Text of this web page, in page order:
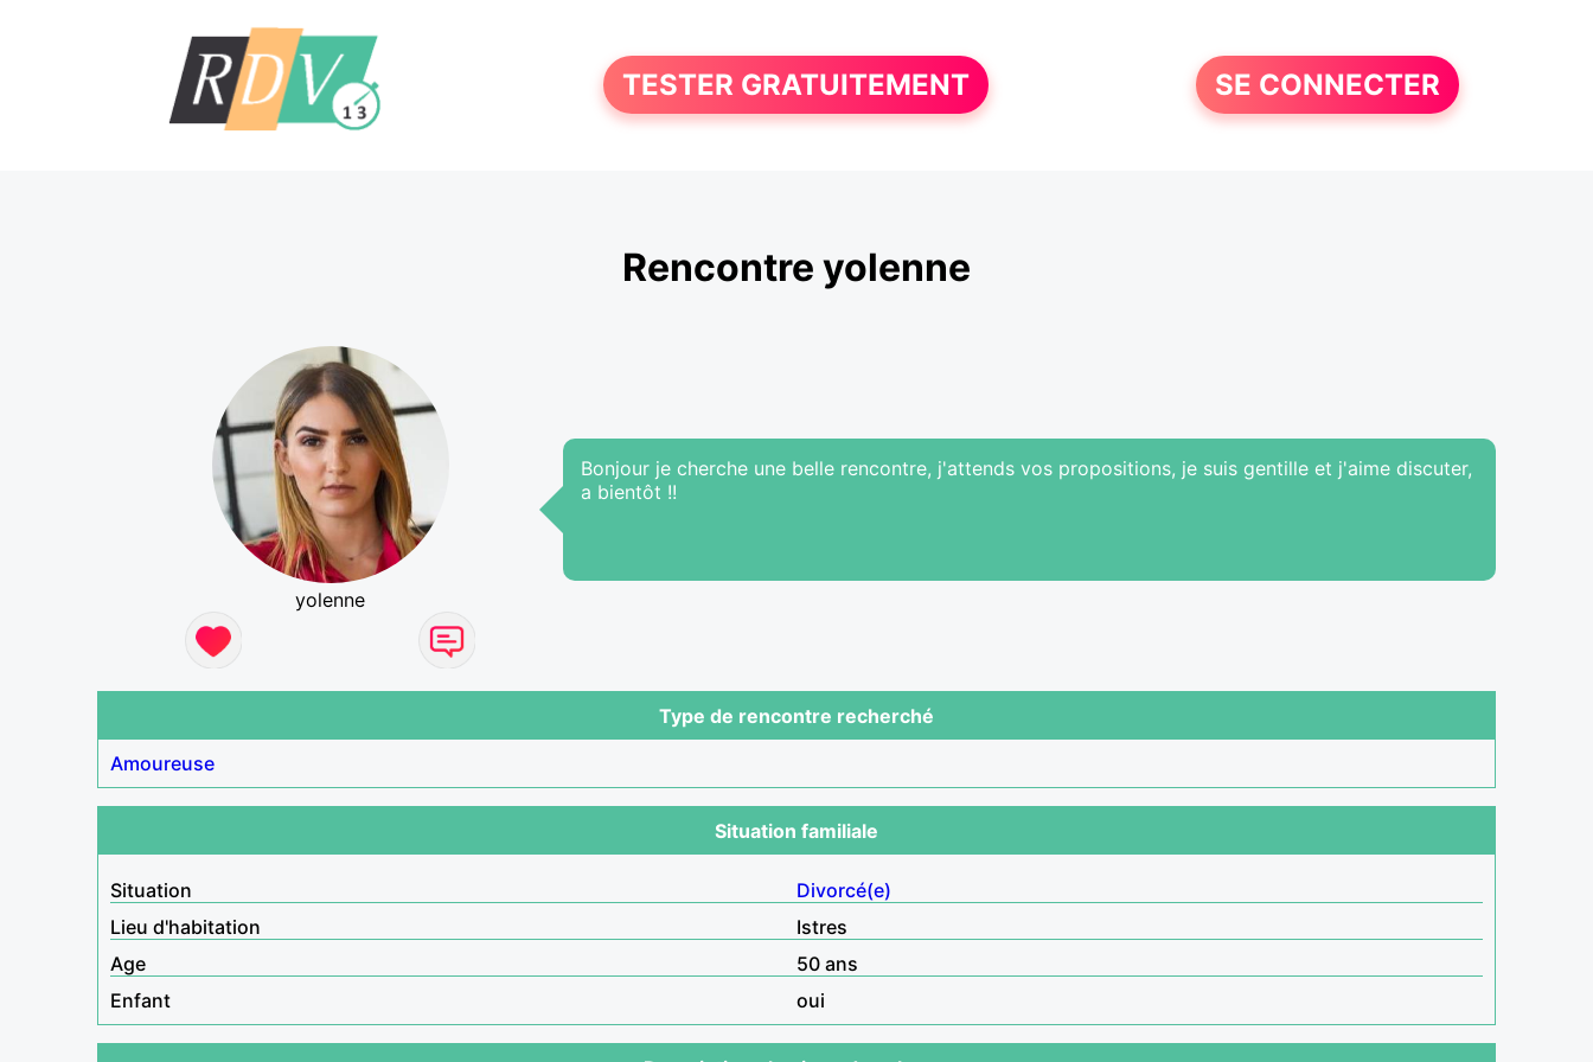
TESTER GRATUITEMENT SE CONNECTER
Rencontre yolenne
yolenne
Bonjour je cherche une belle rencontre, j'attends vos propositions, je suis gentille et j'aime discuter,
a bientôt !!
Type de rencontre recherché
Amoureuse
Situation familiale
Situation
Divorcé(e)
Lieu d'habitation
Istres
Age
50 ans
Enfant
oui